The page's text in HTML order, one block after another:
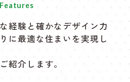
Features
経験と確かなデザイン力
に最適な住まいを実現し
紹介します。